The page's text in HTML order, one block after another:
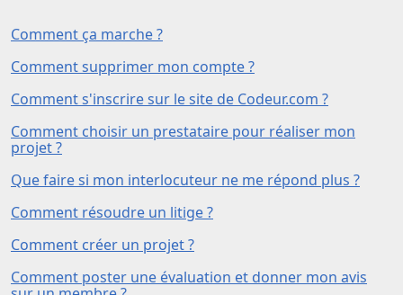
Comment ça marche ?
Comment supprimer mon compte ?
Comment s'inscrire sur le site de Codeur.com ?
Comment choisir un prestataire pour réaliser mon
projet ?
Que faire si mon interlocuteur ne me répond plus ?
Comment résoudre un litige ?
Comment créer un projet ?
Comment poster une évaluation et donner mon avis